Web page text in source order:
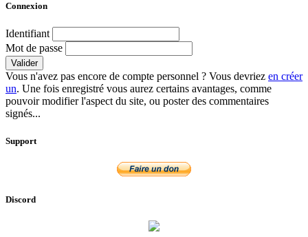
Connexion
Identifiant
Mot de passe
Valider
Vous n'avez pas encore de compte personnel ? Vous devriez en créer
un. Une fois enregistré vous aurez certains avantages, comme
pouvoir modifier l'aspect du site, ou poster des commentaires
signés...
Support
Discord